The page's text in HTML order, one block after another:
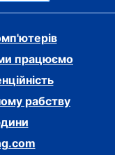
працюємо
рабству